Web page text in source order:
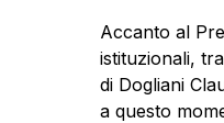
Accanto al
istituzionali,
di Dogliani
a questo